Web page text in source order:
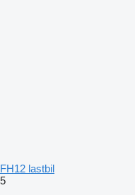
FH12 lastbil
5